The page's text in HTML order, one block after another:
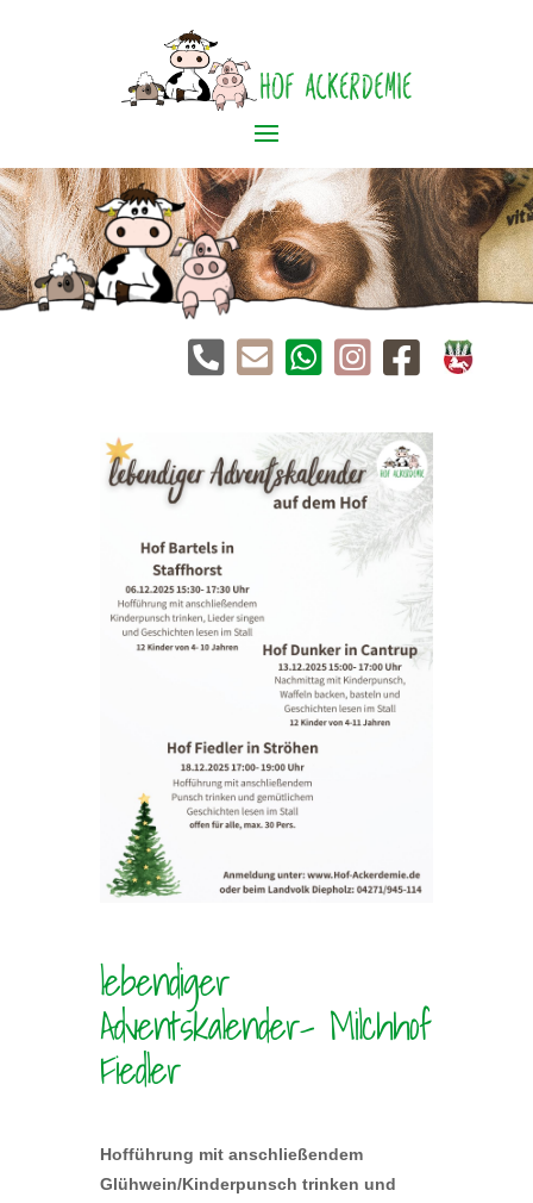





lebendiger
Adventskalender- Milchhof
Fiedler
Hofführung mit anschließendem
Glühwein/Kinderpunsch trinken und